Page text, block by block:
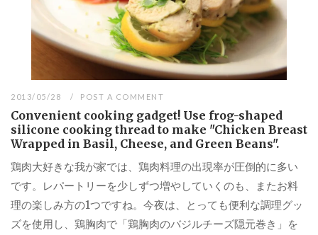
2013/05/28 POST A COMMENT
Convenient cooking gadget! Use frog-shaped
silicone cooking thread to make "Chicken Breast
Wrapped in Basil, Cheese, and Green Beans".
鶏肉大好きな我が家では、鶏肉料理の出現率が圧倒的に多い
です。レパートリーを少しずつ増やしていくのも、またお料
理の楽しみ方の1つですね。今夜は、とっても便利な調理グッ
ズを使用し、鶏胸肉で「鶏胸肉のバジルチーズ隠元巻き」を